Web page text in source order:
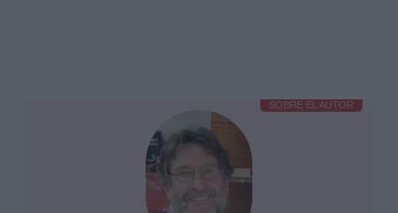
SOBRE EL AUTOR